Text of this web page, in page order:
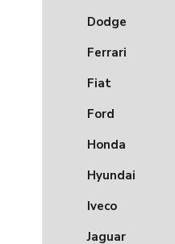
Dodge
Ferrari
Fiat
Ford
Honda
Hyundai
Iveco
Jaguar